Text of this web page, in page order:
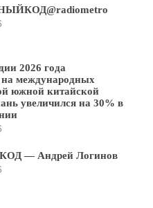
2026 года
международных
южной китайской
увеличился на 30% в
— Андрей Логинов